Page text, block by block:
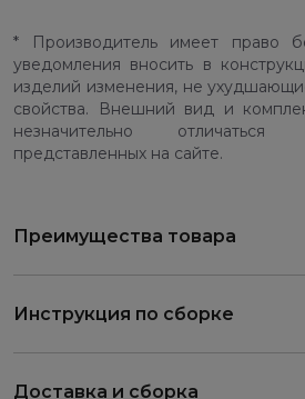
* Производитель имеет право
уведомления вносить в
изделий изменения, не
свойства. Внешний вид и
незначительно
представленных на сайте.
Преимущества товара
Инструкция по сборке
Доставка и сборка